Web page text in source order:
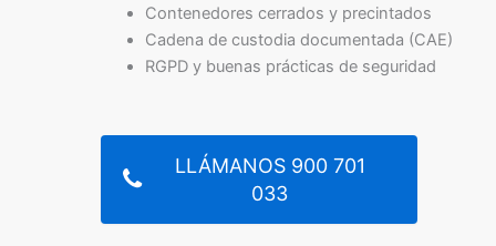
Contenedores cerrados y precintados
Cadena de custodia documentada (CAE)
RGPD y buenas prácticas de seguridad
LLÁMANOS 900 701
033